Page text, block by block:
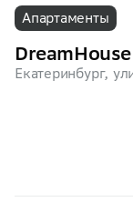
Апартаменты
DreamHouse
Екатеринбург,